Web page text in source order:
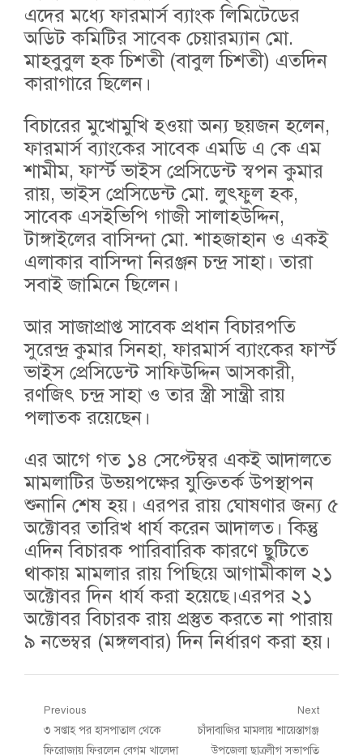
এদের মধ্যে ফারমার্স ব্যাংক লিমিটেডের
অডিট কমিটির সাবেক চেয়ারম্যান মো.
মাহবুবুল হক চিশতী (বাবুল চিশতী) এতদিন
কারাগারে ছিলেন।
বিচারের মুখোমুখি হওয়া অন্য ছয়জন হলেন,
ফারমার্স ব্যাংকের সাবেক এমডি এ কে এম
শামীম, ফার্স্ট ভাইস প্রেসিডেন্ট স্বপন কুমার
রায়, ভাইস প্রেসিডেন্ট মো. লুৎফুল হক,
সাবেক এসইভিপি গাজী সালাহউদ্দিন,
টাঙ্গাইলের বাসিন্দা মো. শাহজাহান ও একই
এলাকার বাসিন্দা নিরঞ্জন চন্দ্র সাহা। তারা
সবাই জামিনে ছিলেন।
আর সাজাপ্রাপ্ত সাবেক প্রধান বিচারপতি
সুরেন্দ্র কুমার সিনহা, ফারমার্স ব্যাংকের ফার্স্ট
ভাইস প্রেসিডেন্ট সাফিউদ্দিন আসকারী,
রণজিৎ চন্দ্র সাহা ও তার স্ত্রী সান্ত্রী রায়
পলাতক রয়েছেন।
এর আগে গত ১৪ সেপ্টেম্বর একই আদালতে
মামলাটির উভয়পক্ষের যুক্তিতর্ক উপস্থাপন
শুনানি শেষ হয়। এরপর রায় ঘোষণার জন্য ৫
অক্টোবর তারিখ ধার্য করেন আদালত। কিন্তু
এদিন বিচারক পারিবারিক কারণে ছুটিতে
থাকায় মামলার রায় পিছিয়ে আগামীকাল ২১
অক্টোবর দিন ধার্য করা হয়েছে।এরপর ২১
অক্টোবর বিচারক রায় প্রস্তুত করতে না পারায়
৯ নভেম্বর (মঙ্গলবার) দিন নির্ধারণ করা হয়।
Post
navigation
Previous
Previous
post:
৩ সপ্তাহ পর হাসপাতাল থেকে
ফিরোজায় ফিরলেন বেগম খালেদা
Next
Next
post:
চাঁদাবাজির মামলায় শায়েস্তাগঞ্জ
উপজেলা ছাত্রলীগ সভাপতি